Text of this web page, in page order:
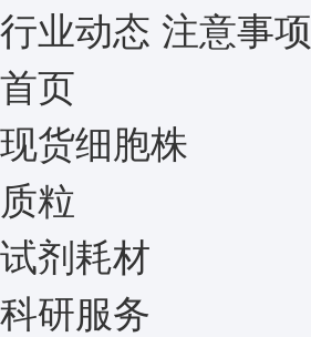
行业动态 注意事项
首页
现货细胞株
质粒
试剂耗材
科研服务